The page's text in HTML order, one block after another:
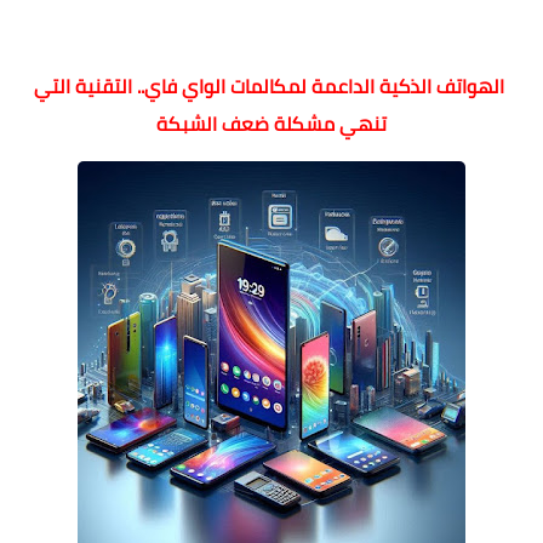
الهواتف الذكية الداعمة لمكالمات الواي فاي.. التقنية التي
تنهي مشكلة ضعف الشبكة